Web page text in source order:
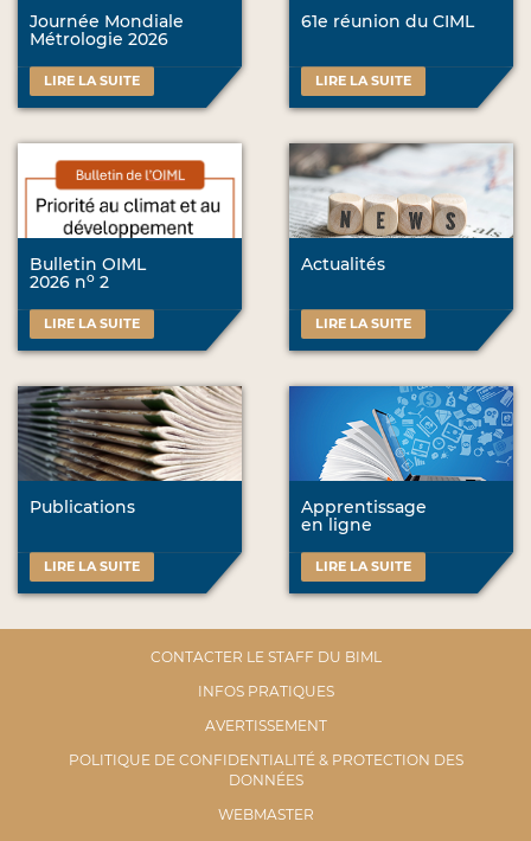
Journée Mondiale
Métrologie 2026
LIRE LA SUITE
61e réunion du CIML
LIRE LA SUITE
Bulletin OIML
2026 no 2
LIRE LA SUITE
Actualités
LIRE LA SUITE
Publications
LIRE LA SUITE
Apprentissage
en ligne
LIRE LA SUITE
CONTACTER LE STAFF DU BIML
INFOS PRATIQUES
AVERTISSEMENT
POLITIQUE DE CONFIDENTIALITÉ & PROTECTION DES
DONNÉES
WEBMASTER